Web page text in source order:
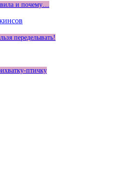
и почему…
переделывать!
птичку